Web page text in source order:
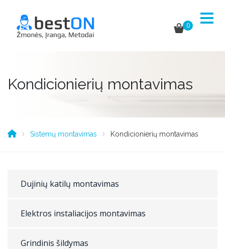
0
Kondicionierių montavimas
Sistemų montavimas Kondicionierių montavimas
Dujinių katilų montavimas
Elektros instaliacijos montavimas
Grindinis šildymas